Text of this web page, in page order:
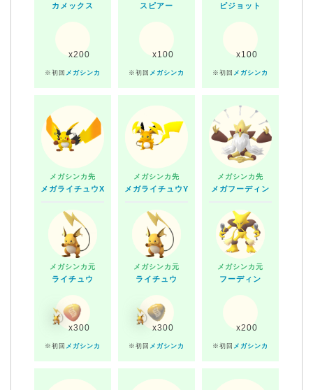
カメックス
x200
※初回 メガシンカ
スピアー
x100
※初回 メガシンカ
ピジョット
x100
※初回 メガシンカ
メガシンカ先
メガライチュウX
メガシンカ元
ライチュウ
x300
※初回 メガシンカ
メガシンカ先
メガライチュウY
メガシンカ元
ライチュウ
x300
※初回 メガシンカ
メガシンカ先
メガフーディン
メガシンカ元
フーディン
x200
※初回 メガシンカ